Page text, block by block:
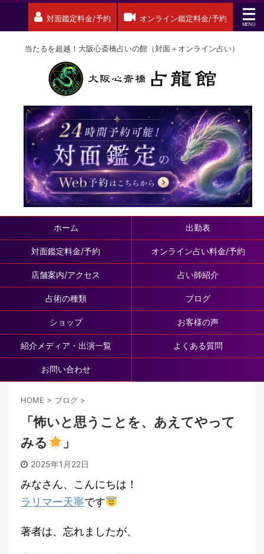
対面鑑定料金/予約 オンライン鑑定料金/予約
当たるを超越！大阪心斎橋占いの館（対面＋オンライン占い）
ホーム 出勤表
対面鑑定料金/予約 オンライン占い料金/予約
店舗案内/アクセス 占い師紹介
占術の種類 ブログ
ショップ お客様の声
紹介メディア・出演一覧 よくある質問
お問い合わせ
HOME > ブログ >
「怖いと思うことを、あえてやって
みる
」
2025年1月22日
みなさん、こんにちは！
ラリマー天寧です
著者は、忘れましたが、